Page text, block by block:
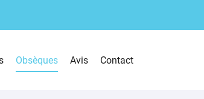
Obsèques Avis Contact